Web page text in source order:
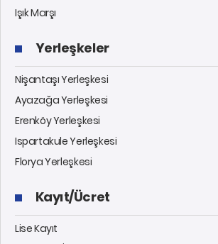
Işık Marşı
Yerleşkeler
Nişantaşı Yerleşkesi
Ayazağa Yerleşkesi
Erenköy Yerleşkesi
Ispartakule Yerleşkesi
Florya Yerleşkesi
Kayıt/Ücret
Lise Kayıt